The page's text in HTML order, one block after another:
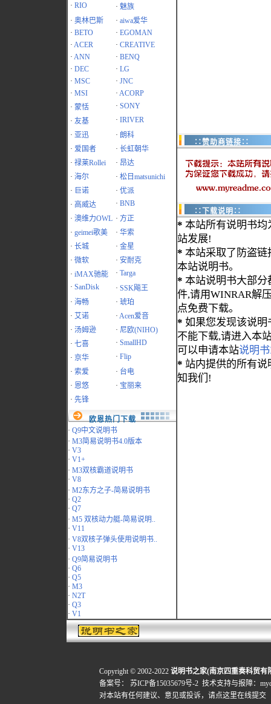
· RIO · 魅族
· 奥林巴斯 · aiwa爱华
· BETO · EGOMAN
· ACER · CREATIVE
· ANN · BENQ
· DEC · LG
· MSC · JNC
· MSI · ACORP
· 蒙恬 · SONY
· 友基 · IRIVER
· 亚迅 · 朗科
· 爱国者 · 长虹朝华
· 禄莱Rollei · 昂达
· 海尔 · 松日matsunichi
· 巨诺 · 优派
· 高威达 · BNB
· 澳维力OWL · 方正
· geimei歌美 · 华索
· 长城 · 金星
· 微软 · 安耐克
· iMAX驰能 · Targa
· SanDisk · SSK飚王
· 海畅 · 琥珀
· 艾诺 · Acen爱音
· 汤姆逊 · 尼欧(NIHO)
· 七喜 · SmallHD
· 京华 · Flip
· 索爱 · 台电
· 恩悠 · 宝丽来
· 先锋
欧恩热门下载
· Q9中文说明书
· M3简易说明书4.0版本
· V3
· V1+
· M3双核霸道说明书
· V8
· M2东方之子-简易说明书
· Q2
· Q7
· M5 双核动力艇-简易说明..
· V11
· V8双核子弹头使用说明书..
· V13
· Q9简易说明书
· Q6
· Q5
· M3
· N2T
· Q3
· V1
∷赞助商链接∷
∷下载说明∷
* 本站所有说明书均
站发展!
* 本站采取了防盗链
本站说明书。
* 本站说明书大部分
件,请用WINRAR解
点免费下载。
* 如果您发现该说明
不能下载,请进入本
可以申请本站说明
* 站内提供的所有
知我们!
Copyright © 2002-2022 说明书之家(南京四重奏科贸有
备案号：
苏ICP备15035679号-2 技术支持与报障：
对本站有任何建议、意见或投诉， 请点这里在线提交